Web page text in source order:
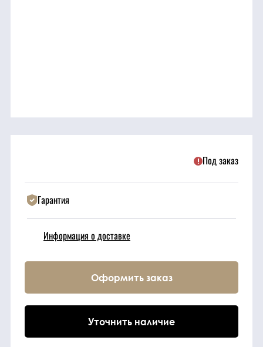
Прочие
Техника
Фильтрующие
Электрическая
система
Под заказ
Гарантия
Информация о доставке
Оформить заказ
Уточнить наличие